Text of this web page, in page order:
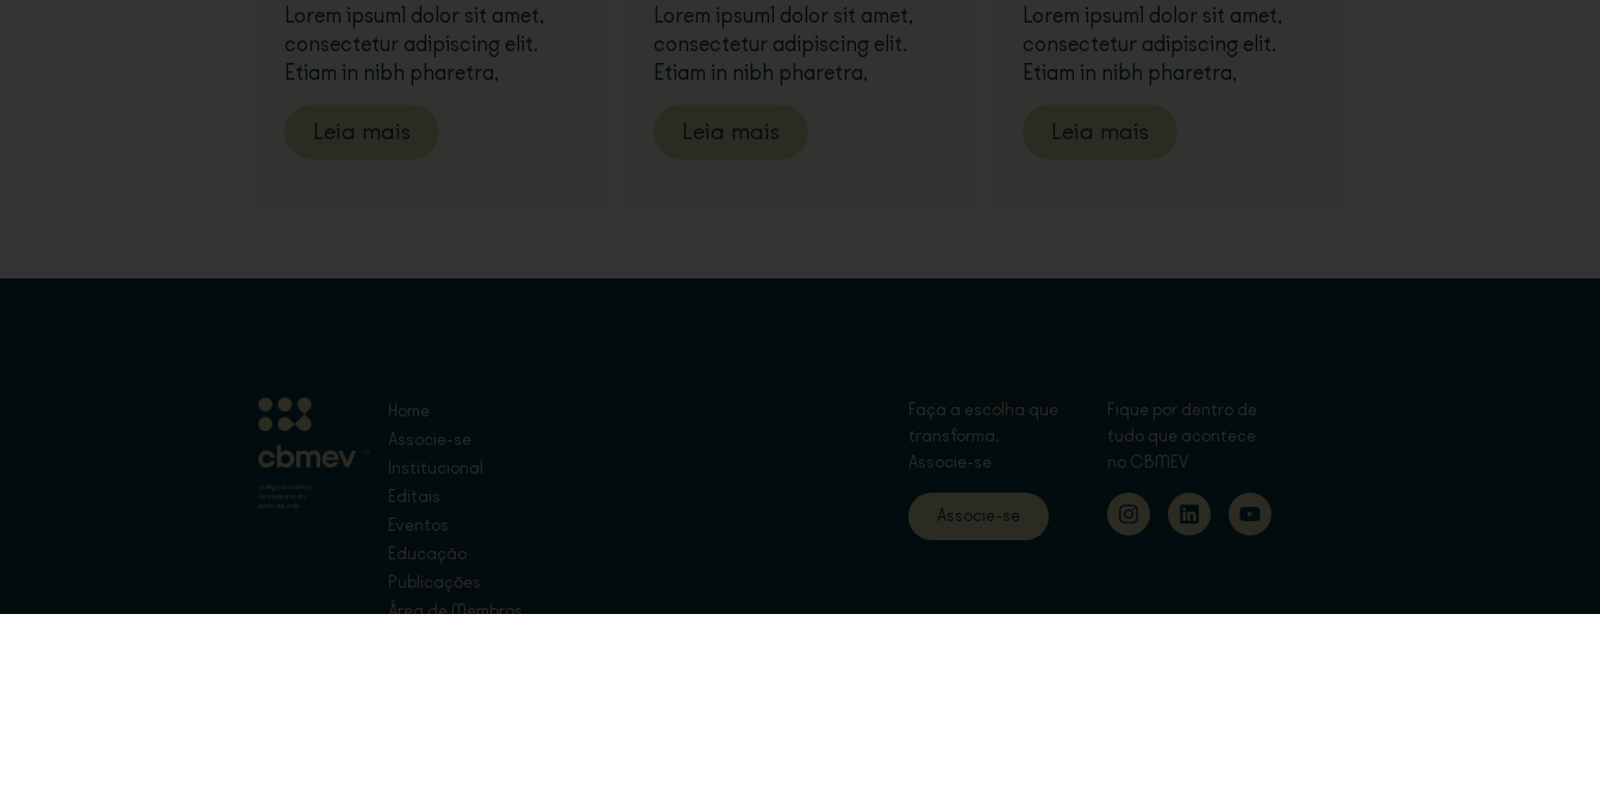
Lorem ipsum1 dolor sit amet,
consectetur adipiscing elit.
Etiam in nibh pharetra,
Leia mais
Lorem ipsum1 dolor sit amet,
consectetur adipiscing elit.
Etiam in nibh pharetra,
Leia mais
Lorem ipsum1 dolor sit amet,
consectetur adipiscing elit.
Etiam in nibh pharetra,
Leia mais
Home
Associe-se
Institucional
Editais
Eventos
Educação
Publicações
Área de Membros
Faça a escolha que
transforma,
Associe-se
Associe-se
Fique por dentro de
tudo que acontece
no CBMEV